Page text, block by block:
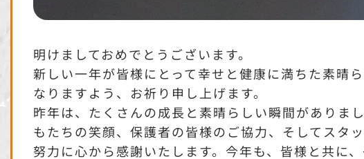
明けましておめでとうございます。
新しい一年が皆様にとって幸せと健康に満ちた素晴
なりますよう、お祈り申し上げます。
昨年は、たくさんの成長と素晴らしい瞬間がありま
もたちの笑顔、保護者の皆様のご協力、そしてスタ
努力に心から感謝いたします。今年も、皆様と共に